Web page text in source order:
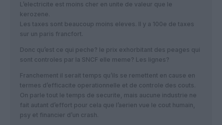
L’electricite est moins cher en unite de valeur que le
kerozene.
Les taxes sont beaucoup moins eleves. Il y a 100e de taxes
sur un paris francfort.
Donc qu’est ce qui peche? le prix exhorbitant des peages qui
sont controles par la SNCF elle meme? Les lignes?
Franchement il serait temps qu’ils se remettent en cause en
termes d’efficacite operationnelle et de controle des couts.
On parle tout le temps de securite, mais aucune industrie ne
fait autant d’effort pour cela que l’aerien vue le cout humain,
psy et financier d’un crash.